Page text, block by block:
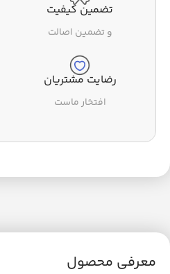
تضمین کیفیت
و تضمین اصالت
رضایت مشتریان
افتخار ماست
معرفی محصول